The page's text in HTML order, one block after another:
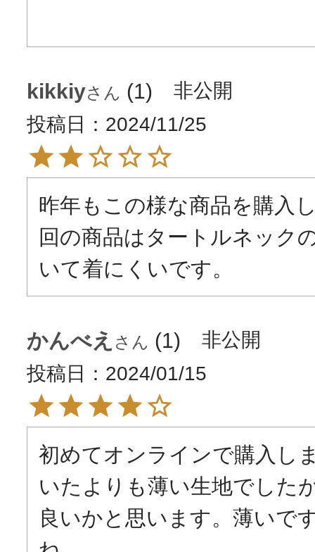
kikkiy 1
非公開
投稿日
2024/11/25
昨年もこの様な商品を購入
回の商品はタートルネック
かんべえ 1
非公開
投稿日
2024/01/15
初めてオンラインで購入し
いたよりも薄い生地でした
良いかと思います。薄いで